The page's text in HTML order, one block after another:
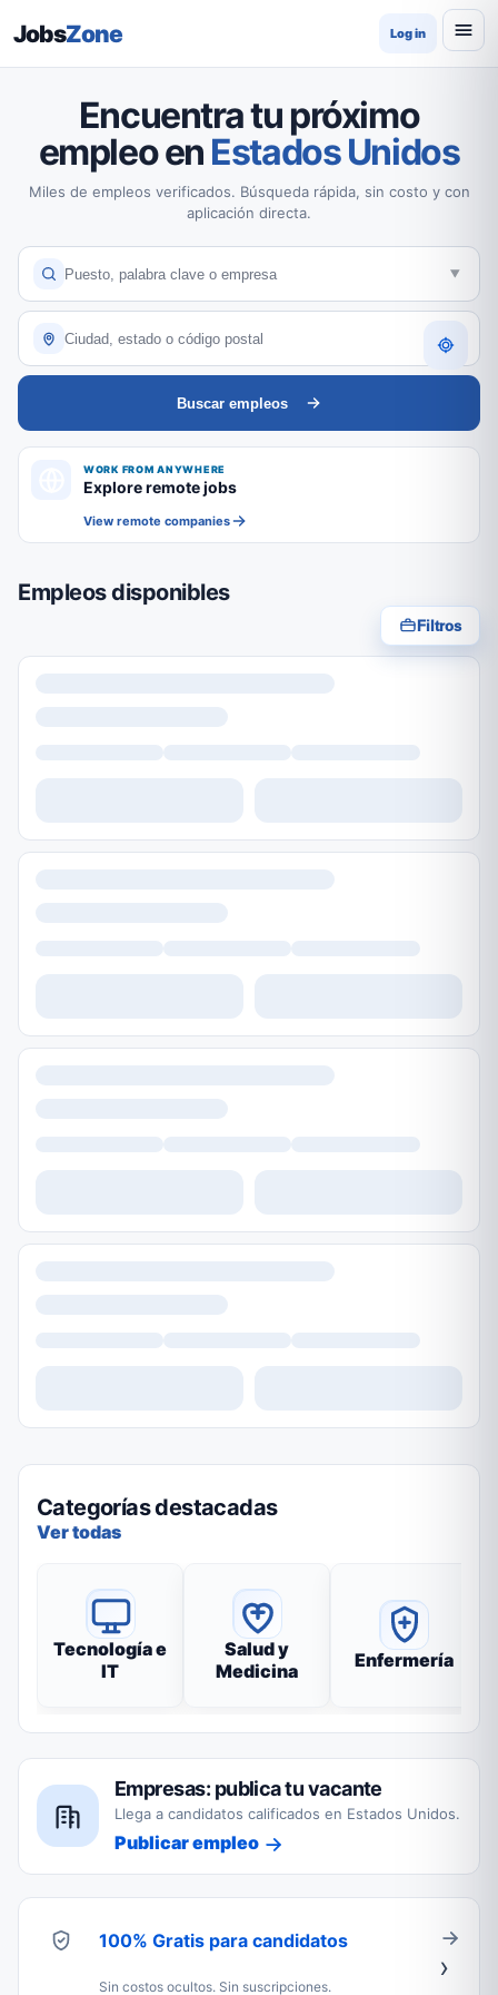
JobsZone Log in
Encuentra tu próximo
empleo en Estados Unidos
Miles de empleos verificados. Búsqueda rápida, sin costo y con
aplicación directa.
Buscar empleos
WORK FROM ANYWHERE
Explore remote jobs
View remote companies
Empleos disponibles
Filtros
Categorías destacadas
Ver todas
Tecnología e
IT
Salud y
Medicina
Enfermería
Empresas: publica tu vacante
Llega a candidatos calificados en Estados Unidos.
Publicar empleo
100% Gratis para candidatos
Sin costos ocultos. Sin suscripciones.